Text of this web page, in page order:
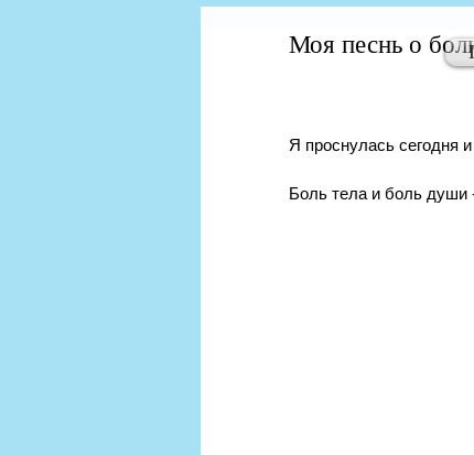
Моя песнь о
Я проснулась сегодня
Боль тела и боль души